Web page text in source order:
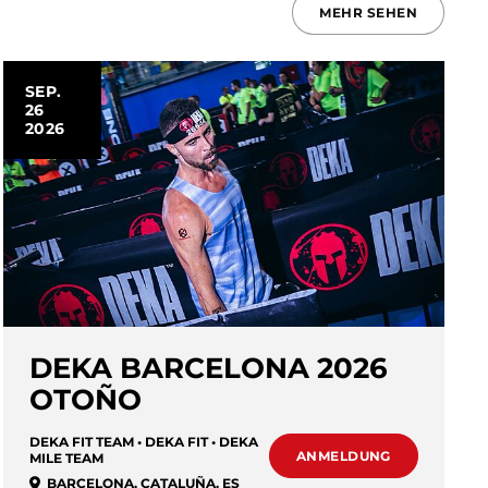
MEHR SEHEN
SEP.
26
2026
DEKA BARCELONA 2026
OTOÑO
DEKA FIT TEAM • DEKA FIT • DEKA
MILE TEAM
BARCELONA, CATALUÑA, ES
ANMELDUNG